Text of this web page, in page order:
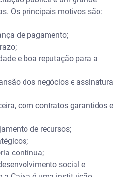
Os principais motivos são:
de pagamento;
e boa reputação para a
dos negócios e assinatura
com contratos garantidos e
de recursos;
contínua;
social e